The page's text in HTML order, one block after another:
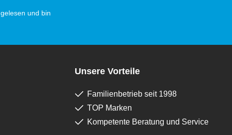
gelesen und bin
Unsere Vorteile
Familienbetrieb seit 1998
TOP Marken
Kompetente Beratung und Service